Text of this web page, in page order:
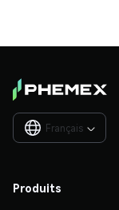
Français 
Produits